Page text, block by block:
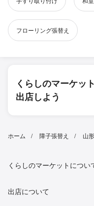
フローリング張替え
くらしのマーケッ
出店しよう
ホーム 障子張替え 山
くらしのマーケットについ
出店について